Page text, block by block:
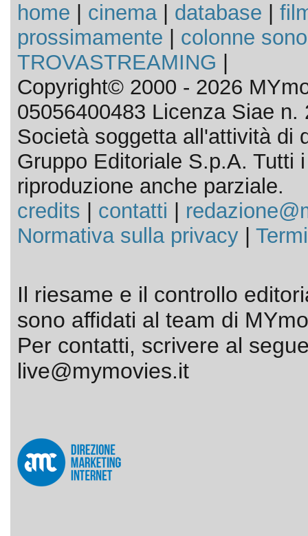
home cinema| database
prossimamente
colonne
TROVASTREAMING
Copyright© 2000 - 2026
05056400483 Licenza Siae n.
Società soggetta all'attività di
Gruppo Editoriale S.p.A. Tutti
riproduzione anche parziale.
credits
contatti
Normativa sulla privacy|
Il riesame e il controllo
sono affidati al team di
Per contatti, scrivere al
live@mymovies.it